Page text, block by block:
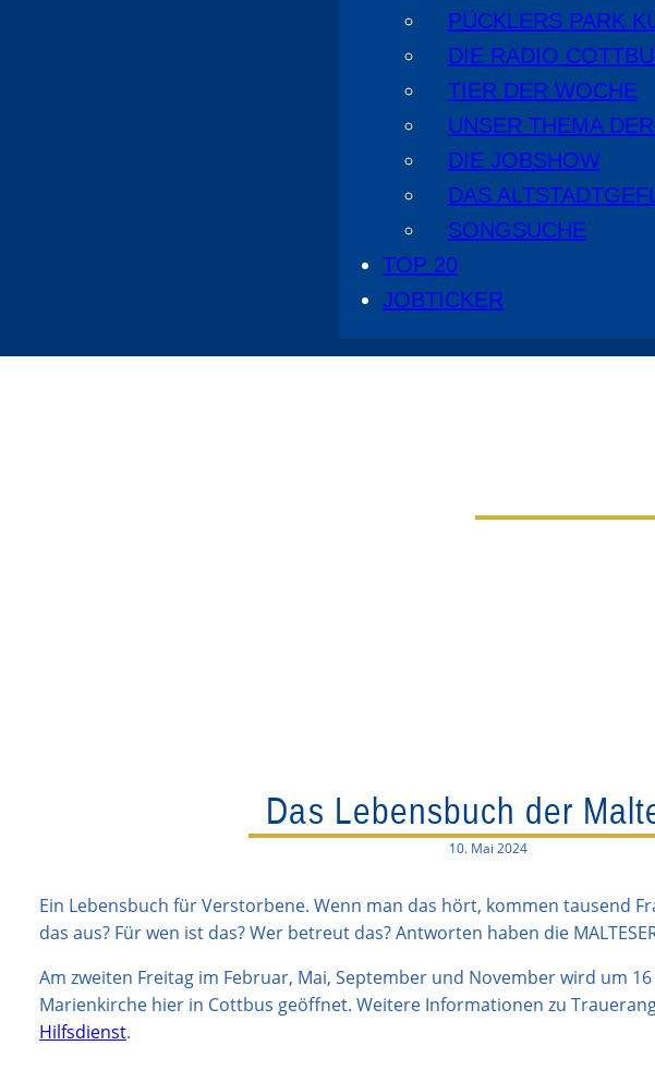
PÜCKLERS PARK
DIE RADIO
TIER DER WOCHE
UNSER THEMA
DIE JOBSHOW
DAS
SONGSUCHE
TOP 20
JOBTICKER
Das Lebensbuch der
10. Mai 2024
Ein Lebensbuch für Verstorbene. Wenn man das hört, kommen tausend
das aus? Für wen ist das? Wer betreut das? Antworten haben die
Am zweiten Freitag im Februar, Mai, September und November wird um
Marienkirche hier in Cottbus geöffnet. Weitere Informationen zu
Hilfsdienst.